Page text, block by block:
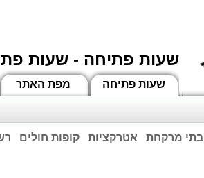
שעות פתיחה - שעות
מפת האתר שעות פתיחה
קופות חולים אטרקציות בתי מרקחת